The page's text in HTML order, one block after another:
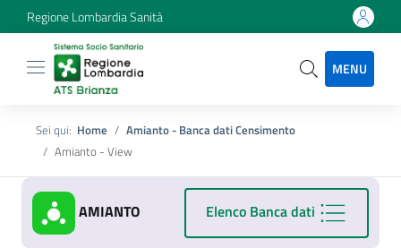
Regione Lombardia Sanità
MENU
Sei qui: Home
Amianto - Banca dati Censimento
Amianto - View
AMIANTO Elenco Banca dati